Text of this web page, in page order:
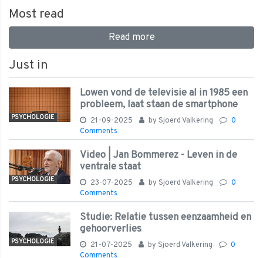
Most read
Read more
Just in
PSYCHOLOGIE
Lowen vond de televisie al in 1985 een
probleem, laat staan de smartphone
21-09-2025 by Sjoerd Valkering
0
Comments
PSYCHOLOGIE
Video | Jan Bommerez - Leven in de
ventrale staat
23-07-2025 by Sjoerd Valkering
0
Comments
PSYCHOLOGIE
Studie: Relatie tussen eenzaamheid en
gehoorverlies
21-07-2025 by Sjoerd Valkering
0
Comments